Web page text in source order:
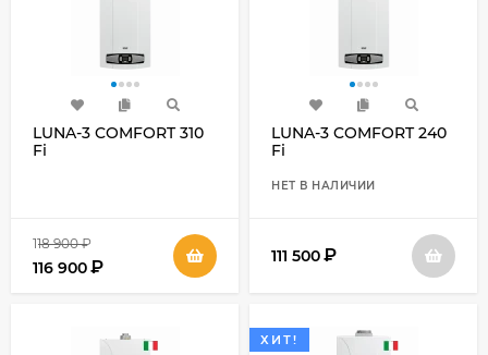
LUNA-3 COMFORT 310
Fi
118 900 ₽
116 900₽
LUNA-3 COMFORT 240
Fi
НЕТ В НАЛИЧИИ
111 500₽
ХИТ!